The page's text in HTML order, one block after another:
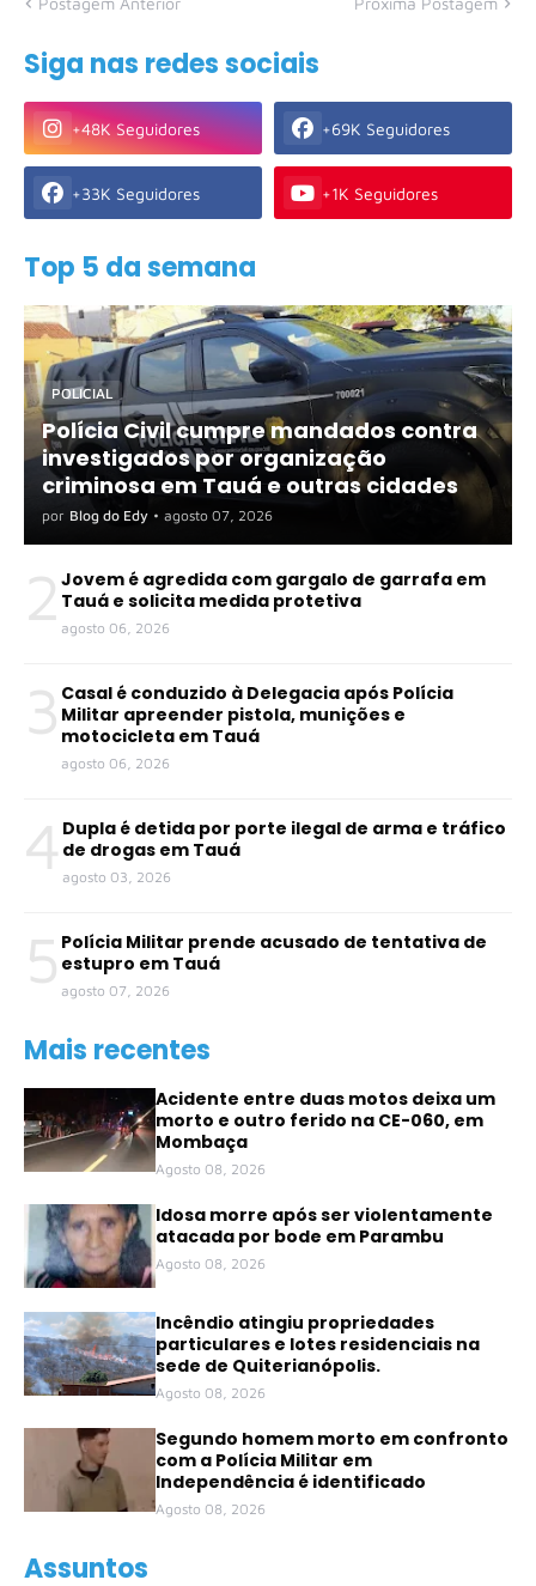
Siga nas redes sociais
+48K Seguidores +69K Seguidores
+33K Seguidores +1K Seguidores
Top 5 da semana
POLICIAL
Polícia Civil cumpre mandados contra
investigados por organização
criminosa em Tauá e outras cidades
por Blog do Edy • agosto 07, 2026
2 Jovem é agredida com gargalo de garrafa em
Tauá e solicita medida protetiva
agosto 06, 2026
3 Casal é conduzido à Delegacia após Polícia
Militar apreender pistola, munições e
motocicleta em Tauá
agosto 06, 2026
4 Dupla é detida por porte ilegal de arma e tráfico
de drogas em Tauá
agosto 03, 2026
5 Polícia Militar prende acusado de tentativa de
estupro em Tauá
agosto 07, 2026
Mais recentes
Acidente entre duas motos deixa um
morto e outro ferido na CE-060, em
Mombaça
Agosto 08, 2026
Idosa morre após ser violentamente
atacada por bode em Parambu
Agosto 08, 2026
Incêndio atingiu propriedades
particulares e lotes residenciais na
sede de Quiterianópolis.
Agosto 08, 2026
Segundo homem morto em confronto
com a Polícia Militar em
Independência é identificado
Agosto 08, 2026
Assuntos